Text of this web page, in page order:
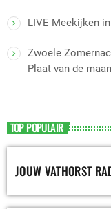
LIVE Meekijken
Zwoele
Plaat van de
TOP POPULAIR
JOUW VATHORST